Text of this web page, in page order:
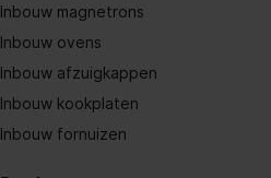
Inbouw magnetrons
Inbouw ovens
Inbouw afzuigkappen
Inbouw kookplaten
Inbouw fornuizen